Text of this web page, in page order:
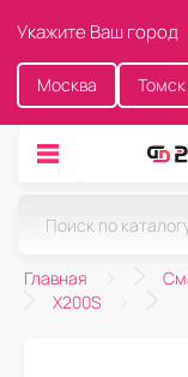
Укажите Ваш город
Москва Томск
Главная
X200S